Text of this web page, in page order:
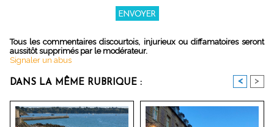
Tous les commentaires discourtois, injurieux ou diffamatoires seront
aussitôt supprimés par le modérateur.
Signaler un abus
DANS LA MÊME RUBRIQUE : < >